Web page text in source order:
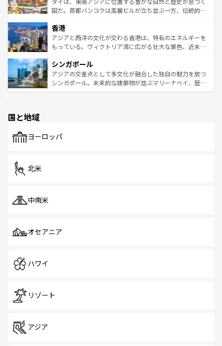
覧を参照してほしい。
醸し出している。また、バラエティの豊かさとおいしさで
とつ。フォーやバインミー、ベトナムコーヒーなどは、ぜ
ひ現地で味わいたい。どの地域を訪れてもあたたかい人々
が旅行者を迎えてくれるので、きっと忘れられない旅にな
参照してほしい。
国だ。首都バンコクは高層ビルが立ち並ぶ一方、伝統的な
の活気が交差している。北部ではチェンマイなどの山岳地
帯で自然と触れ合い、南部ではプーケットやクラビの美し
いビーチでリゾート気分を楽しむことができる。タイ料理
激する。気候は一年中温暖で、どの季節にも異なる楽しみ
が待っている。親しみやすいタイの人々、仏教を中心とし
た文化、そして多様な観光資源が、訪れる旅人を魅了し続
香港
アジアと西洋の文化が交わる香港は、特有のエネルギーを
もっている。ヴィクトリア湾に広がる壮大な景色、近未来
み、どこを訪れても感動するはず。観光スポットが密集し
ており、効率よく見どころを回れるのも魅力。息をのむよ
うな絶景から文化的な体験まで、香港を存分に楽しみ尽く
シンガポール
アジアの交差点として多文化が融合した独自の魅力を放つ
シンガポール。未来的な建築物が並ぶマリーナベイ、歴史
で、ホーカーズは地元の風情を楽しめる外せないスポット
国と地域
ヨーロッパ
北米
中南米
オセアニア
ハワイ
リゾート
アジア